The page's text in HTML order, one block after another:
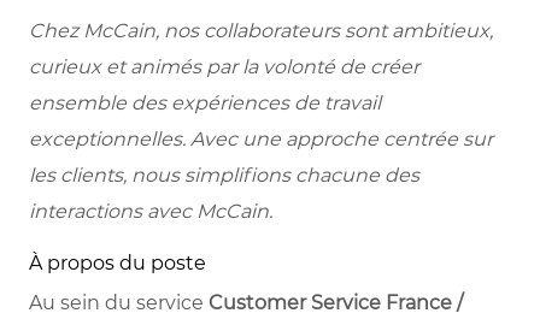
Chez McCain, nos collaborateurs sont ambitieux,
curieux et animés par la volonté de créer
ensemble des expériences de travail
exceptionnelles. Avec une approche centrée sur
les clients, nous simplifions chacune des
interactions avec McCain.
À propos du poste
Au sein du service Customer Service France /